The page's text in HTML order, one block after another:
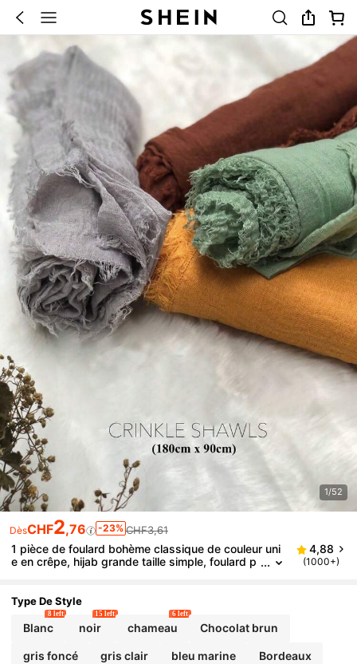
1/52
DèsCHF2,76 -23% CHF3,61
1 pièce de foulard bohème classique de couleur uni
e en crêpe, hijab grande taille simple, foulard p
4,88
(1000+)
Type De Style
Blanc
8 left
noir
15 left
chameau
6 left
Chocolat brun
gris foncé gris clair bleu marine Bordeaux